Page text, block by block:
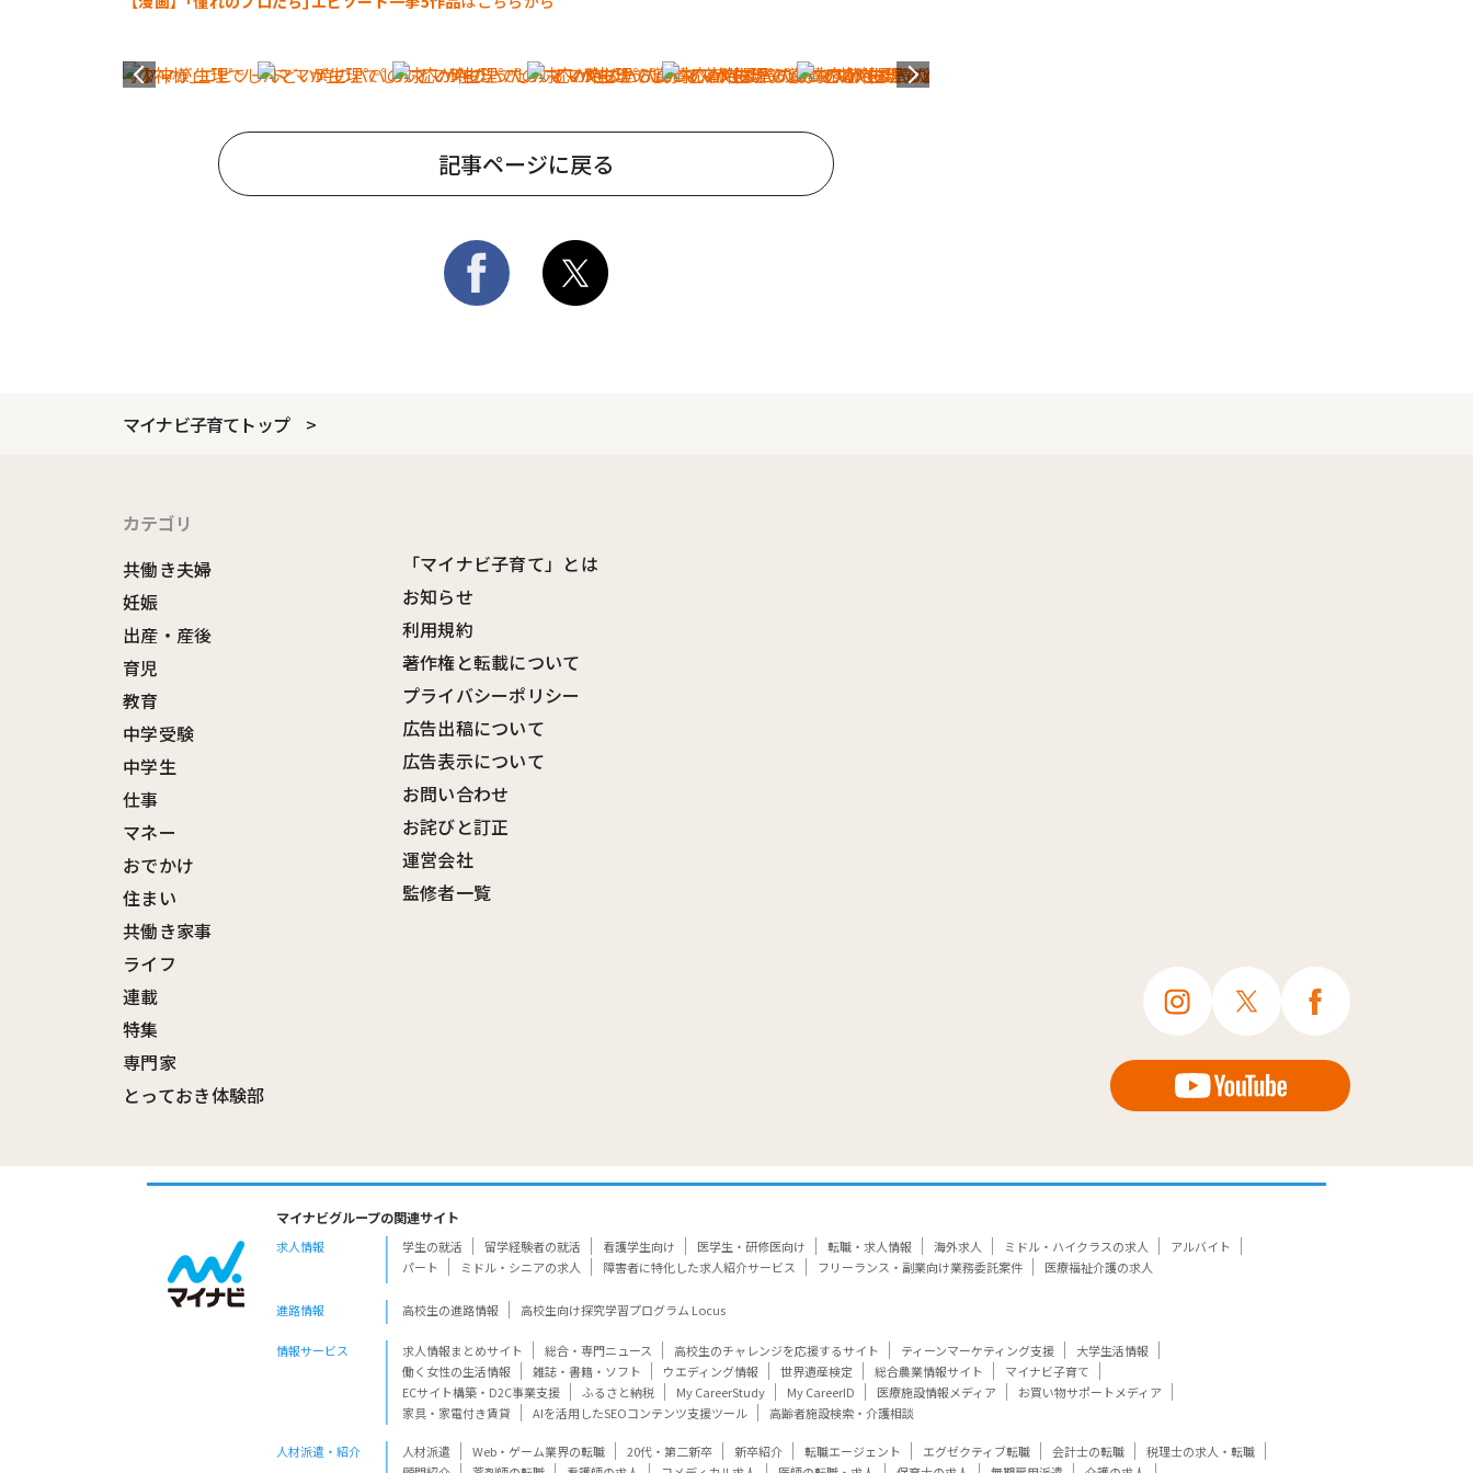
記事ページに戻る
マイナビ子育てトップ
カテゴリ
共働き夫婦
妊娠
出産・産後
育児
教育
中学受験
中学生
仕事
マネー
おでかけ
住まい
共働き家事
ライフ
連載
特集
専門家
とっておき体験部
「マイナビ子育て」とは
お知らせ
利用規約
著作権と転載について
プライバシーポリシー
広告出稿について
広告表示について
お問い合わせ
お詫びと訂正
運営会社
監修者一覧
マイナビグループの関連サイト
求人情報 学生の就活 留学経験者の就活 看護学生向け 医学生・研修医向け 転職・求人情報 海外求人 ミドル・ハイクラスの求人
アルバイト
パート
ミドル・シニアの求人 障害者に特化した求人紹介サービス フリーランス・副業向け業務委託案件 医療福祉介護の求人
進路情報 高校生の進路情報 高校生向け探究学習プログラム Locus
情報サービス 求人情報まとめサイト 総合・専門ニュース 高校生のチャレンジを応援するサイト ティーンマーケティング支援
大学生活情報
働く女性の生活情報
雑誌・書籍・ソフト ウエディング情報 世界遺産検定 総合農業情報サイト
マイナビ子育て
ECサイト構築・D2C事業支援
ふるさと納税 My CareerStudy My CareerID 医療施設情報メディア
お買い物サポートメディア
家具・家電付き賃貸
AIを活用したSEOコンテンツ支援ツール 高齢者施設検索・介護相談
人材派遣・紹介 人材派遣 Web・ゲーム業界の転職 20代・第二新卒 新卒紹介 転職エージェント エグゼクティブ転職 会計士の転職
税理士の求人・転職